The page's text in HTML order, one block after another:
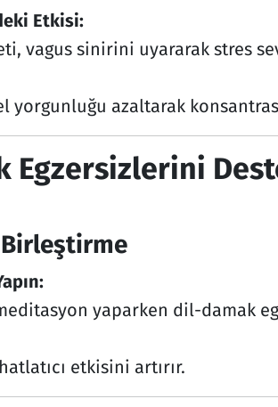
Etkisi:
vagus sinirini uyararak stres
yorgunluğu azaltarak
Egzersizlerini
yaparken dil-damak
etkisini artırır.